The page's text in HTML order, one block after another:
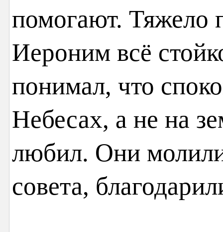
помогают. Тяжело
Иероним всё
понимал, что
Небесах, а не на
любил. Они
совета,